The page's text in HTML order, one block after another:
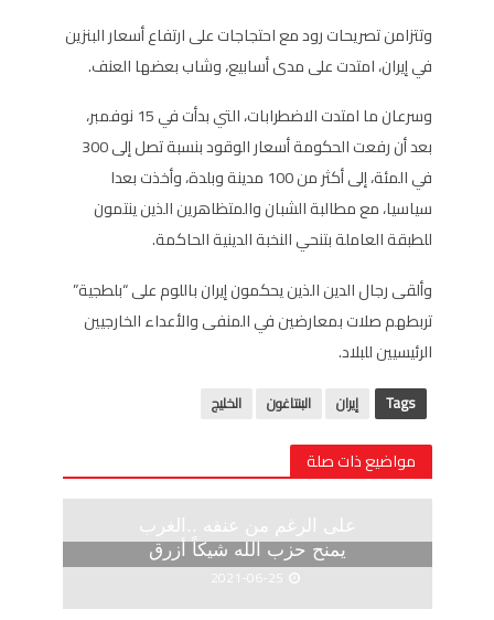
وتتزامن تصريحات رود مع احتجاجات على ارتفاع أسعار البنزين
في إيران، امتدت على مدى أسابيع، وشاب بعضها العنف.
وسرعان ما امتدت الاضطرابات، التي بدأت في 15 نوفمبر،
بعد أن رفعت الحكومة أسعار الوقود بنسبة تصل إلى 300
في المئة، إلى أكثر من 100 مدينة وبلدة، وأخذت بعدا
سياسيا، مع مطالبة الشبان والمتظاهرين الذين ينتمون
للطبقة العاملة بتنحي النخبة الدينية الحاكمة.
وألقى رجال الدين الذين يحكمون إيران باللوم على “بلطجية”
تربطهم صلات بمعارضين في المنفى والأعداء الخارجيين
الرئيسيين للبلاد.
Tags إيران البنتاغون الخليج
مواضيع ذات صلة
على الرغم من عنفه ..الغرب
يمنح حزب الله شيكاً أزرق
2021-06-25